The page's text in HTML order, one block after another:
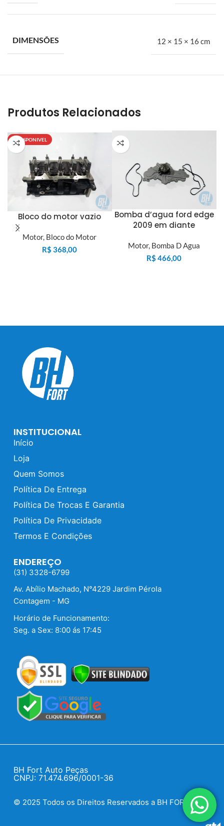
Sonda Lambda pré ford ecosport 2017 em diante 2.0 duratec
DIMENSÕES 12 × 15 × 16 cm
Produtos Relacionados
INDISPONIVEL
Bloco do motor vazio
Motor, Bloco do Motor
R$ 368,00
Bomba d’agua ford edge
2009 em diante
Motor, Bomba D Agua
R$ 466,00
INSTITUCIONAL
Início
Loja
Quem Somos
Política De Entrega
Política De Trocas E Garantia
Política De Privacidade
Termos E Condições
ENDEREÇO
(31) 3328-6799
Av. Abílio Machado, N°4229 Jardim Pérola
Contagem - MG
Horário de Funcionamento:
Seg. a Sex: 8:00 ás 17:45
BH Fort Auto Peças
CNPJ: 71.474.696/0001-36
© 2025 Todos os Direitos Reservados a BH FORT.